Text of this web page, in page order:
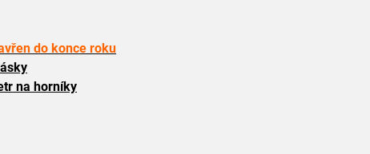
do konce roku
na horníky